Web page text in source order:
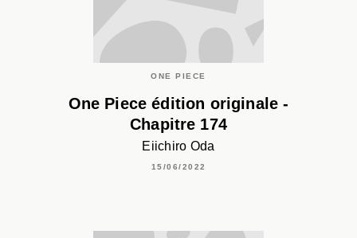
ONE PIECE
One Piece édition originale -
Chapitre 174
Eiichiro Oda
15/06/2022